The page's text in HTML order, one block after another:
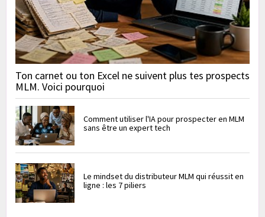
Ton carnet ou ton Excel ne suivent plus tes prospects
MLM. Voici pourquoi
Comment utiliser l'IA pour prospecter en MLM
sans être un expert tech
Le mindset du distributeur MLM qui réussit en
ligne : les 7 piliers